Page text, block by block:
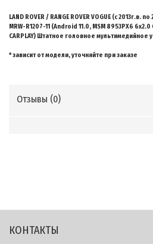
LAND ROVER / RANGE ROVER VOGUE (с 2013г.в.
MRW-R1207-11 (Android 11.0, MSM 8953PX6
CARPLAY) Штатное головное мультимедийное
* зависит от модели, уточняйте при заказе
Отзывы (0)
КОНТАКТЫ